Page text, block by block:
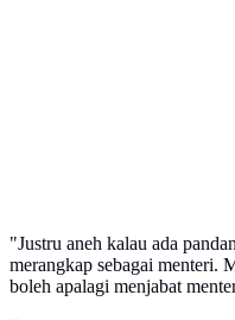
"Justru aneh kalau ada
merangkap sebagai menteri.
boleh apalagi menjabat